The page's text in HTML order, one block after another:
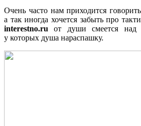
Очень часто нам приходится
а так иногда хочется забыть про
interestno.ru от души смеется над
у которых душа нараспашку.